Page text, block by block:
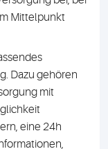
Beratung
bei, bei
Mittelpunkt
Dazu gehören
mit